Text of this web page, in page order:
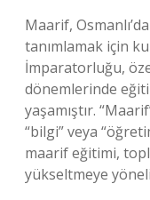
Maarif,
tanımlamak için
İmparatorluğu,
dönemlerinde
yaşamıştır.
“bilgi” veya
maarif eğitimi,
yükseltmeye